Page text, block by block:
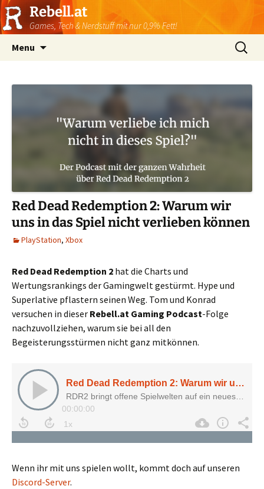
Rebell.at
Games, Tech & Nerdstuff mit nur 0,9% Fett!
Menu
Suchen
nach:
Red Dead Redemption 2: Warum wir
uns in das Spiel nicht verlieben können
PlayStation, Xbox
Red Dead Redemption 2 hat die Charts und
Wertungsrankings der Gamingwelt gestürmt. Hype und
Superlative pflastern seinen Weg. Tom und Konrad
versuchen in dieser Rebell.at Gaming Podcast-Folge
nachzuvollziehen, warum sie bei all den
Begeisterungsstürmen nicht ganz mitkönnen.
Wenn ihr mit uns spielen wollt, kommt doch auf unseren
Discord-Server.